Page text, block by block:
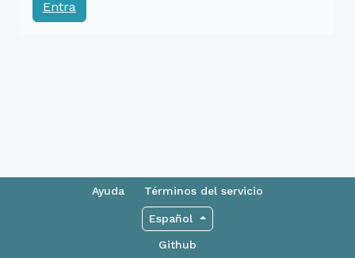
Entra
Ayuda Términos del servicio
Español
Github